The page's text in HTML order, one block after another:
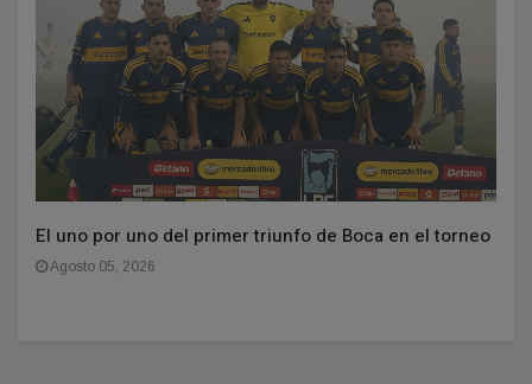
El uno por uno del primer triunfo de Boca en el torneo
Agosto 05, 2026